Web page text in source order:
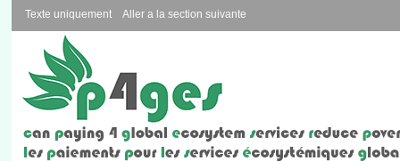
Texte uniquement Aller a la section suivante